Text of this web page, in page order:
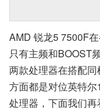
AMD 锐龙5 7500F
只有主频和BOOST
两款处理器在搭配
方面都是对位英特
处理器，下面我们